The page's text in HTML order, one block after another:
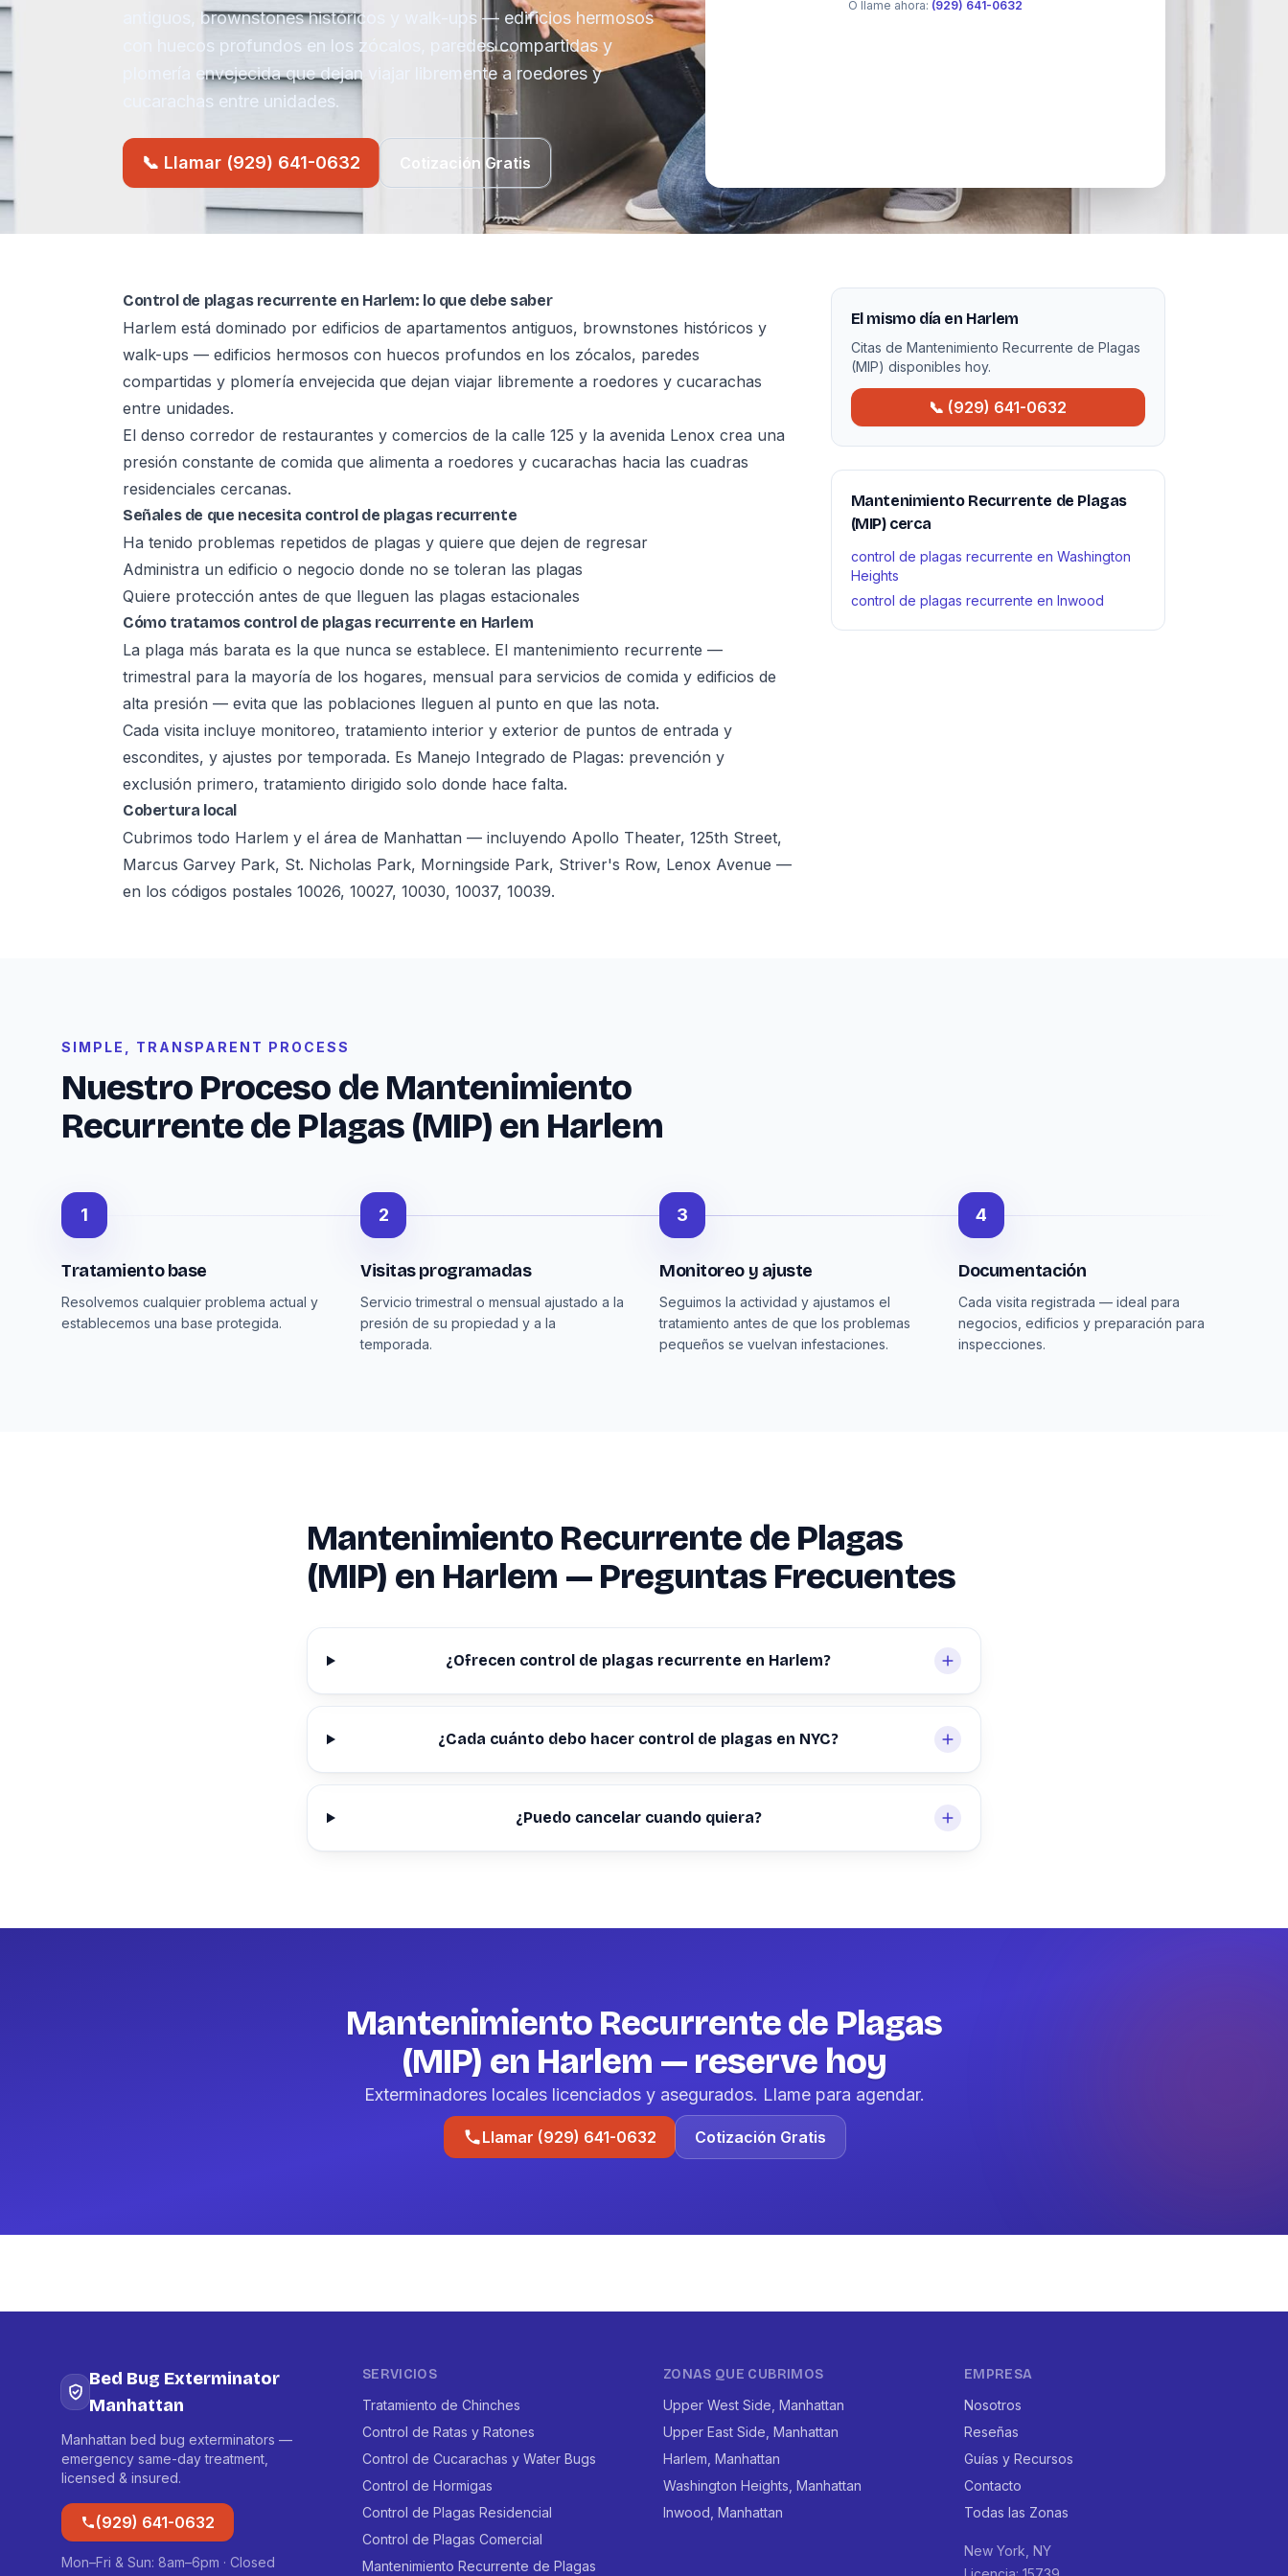
antiguos, brownstones históricos y walk-ups — edificios hermosos
con huecos profundos en los zócalos, paredes compartidas y
plomería envejecida que dejan viajar libremente a roedores y
cucarachas entre unidades.
📞 Llamar (929) 641-0632 Cotización Gratis
O llame ahora: (929) 641-0632
Control de plagas recurrente en Harlem: lo que debe saber
Harlem está dominado por edificios de apartamentos antiguos, brownstones históricos y
walk-ups — edificios hermosos con huecos profundos en los zócalos, paredes
compartidas y plomería envejecida que dejan viajar libremente a roedores y cucarachas
entre unidades.
El denso corredor de restaurantes y comercios de la calle 125 y la avenida Lenox crea una
presión constante de comida que alimenta a roedores y cucarachas hacia las cuadras
residenciales cercanas.
Señales de que necesita control de plagas recurrente
Ha tenido problemas repetidos de plagas y quiere que dejen de regresar
Administra un edificio o negocio donde no se toleran las plagas
Quiere protección antes de que lleguen las plagas estacionales
Cómo tratamos control de plagas recurrente en Harlem
La plaga más barata es la que nunca se establece. El mantenimiento recurrente —
trimestral para la mayoría de los hogares, mensual para servicios de comida y edificios de
alta presión — evita que las poblaciones lleguen al punto en que las nota.
Cada visita incluye monitoreo, tratamiento interior y exterior de puntos de entrada y
escondites, y ajustes por temporada. Es Manejo Integrado de Plagas: prevención y
exclusión primero, tratamiento dirigido solo donde hace falta.
Cobertura local
Cubrimos todo Harlem y el área de Manhattan — incluyendo Apollo Theater, 125th Street,
Marcus Garvey Park, St. Nicholas Park, Morningside Park, Striver's Row, Lenox Avenue —
en los códigos postales 10026, 10027, 10030, 10037, 10039.
El mismo día en Harlem
Citas de Mantenimiento Recurrente de Plagas
(MIP) disponibles hoy.
📞 (929) 641-0632
Mantenimiento Recurrente de Plagas
(MIP) cerca
control de plagas recurrente en Washington
Heights
control de plagas recurrente en Inwood
SIMPLE, TRANSPARENT PROCESS
Nuestro Proceso de Mantenimiento
Recurrente de Plagas (MIP) en Harlem
1
Tratamiento base
Resolvemos cualquier problema actual y
establecemos una base protegida.
2
Visitas programadas
Servicio trimestral o mensual ajustado a la
presión de su propiedad y a la
temporada.
3
Monitoreo y ajuste
Seguimos la actividad y ajustamos el
tratamiento antes de que los problemas
pequeños se vuelvan infestaciones.
4
Documentación
Cada visita registrada — ideal para
negocios, edificios y preparación para
inspecciones.
Mantenimiento Recurrente de Plagas
(MIP) en Harlem — Preguntas Frecuentes
¿Ofrecen control de plagas recurrente en Harlem?
¿Cada cuánto debo hacer control de plagas en NYC?
¿Puedo cancelar cuando quiera?
Mantenimiento Recurrente de Plagas
(MIP) en Harlem — reserve hoy
Exterminadores locales licenciados y asegurados. Llame para agendar.
Llamar (929) 641-0632 Cotización Gratis
Bed Bug Exterminator
Manhattan
Manhattan bed bug exterminators —
emergency same-day treatment,
licensed & insured.
(929) 641-0632
Mon–Fri & Sun: 8am–6pm · Closed
SERVICIOS
Tratamiento de Chinches
Control de Ratas y Ratones
Control de Cucarachas y Water Bugs
Control de Hormigas
Control de Plagas Residencial
Control de Plagas Comercial
Mantenimiento Recurrente de Plagas
ZONAS QUE CUBRIMOS
Upper West Side, Manhattan
Upper East Side, Manhattan
Harlem, Manhattan
Washington Heights, Manhattan
Inwood, Manhattan
EMPRESA
Nosotros
Reseñas
Guías y Recursos
Contacto
Todas las Zonas
New York, NY